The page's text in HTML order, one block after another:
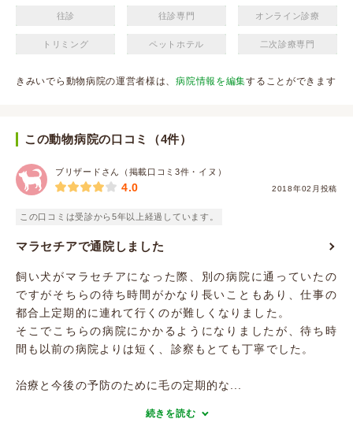
往診 往診専門 オンライン診療
トリミング ペットホテル 二次診療専門
きみいでら動物病院の運営者様は、病院情報を編集することができます
この動物病院の口コミ（4件）
ブリザードさん（掲載口コミ3件・イヌ）
2018年02月投稿
4.0
この口コミは受診から5年以上経過しています。
マラセチアで通院しました
飼い犬がマラセチアになった際、別の病院に通っていたの
ですがそちらの待ち時間がかなり長いこともあり、仕事の
都合上定期的に連れて行くのが難しくなりました。
そこでこちらの病院にかかるようになりましたが、待ち時
間も以前の病院よりは短く、診察もとても丁寧でした。
治療と今後の予防のために毛の定期的な...
続きを読む